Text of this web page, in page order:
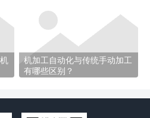
机加工自动化与传统手动加工
有哪些区别？